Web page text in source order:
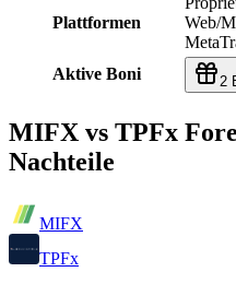
Plattformen
Web/
Aktive Boni
2
MIFX vs TPFx
Nachteile
MIFX
TPFx